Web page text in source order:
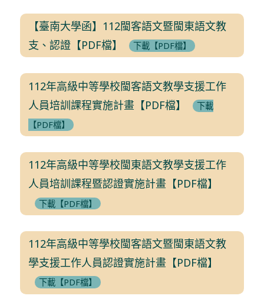
【臺南大學函】112閩客語文暨閩東語文教
支、認證【PDF檔】
下載【PDF檔】
112年高級中等學校閩客語文教學支援工作
人員培訓課程實施計畫【PDF檔】
下載
【PDF檔】
112年高級中等學校閩東語文教學支援工作
人員培訓課程暨認證實施計畫【PDF檔】
下載【PDF檔】
112年高級中等學校閩客語文暨閩東語文教
學支援工作人員認證實施計畫【PDF檔】
下載【PDF檔】